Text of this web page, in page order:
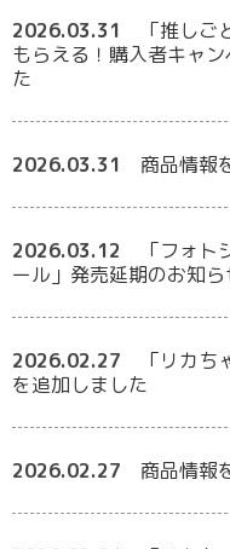
2026.03.31
「推し
もらえる！購入者キャ
た
2026.03.31 商品情報
2026.03.12
「フォ
ール」発売延期のお知ら
2026.02.27
「リカ
を追加しました
2026.02.27 商品情報